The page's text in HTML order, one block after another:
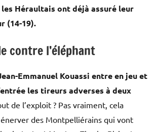
les Héraultais ont déjà assuré leur
(14-19).
contre l’éléphant
Emmanuel Kouassi entre en jeu et
les tireurs adverses à deux
de l’exploit ? Pas vraiment, cela
des Montpelliérains qui vont